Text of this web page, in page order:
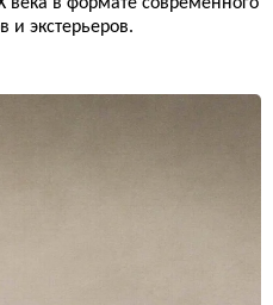
века в формате современного
и экстерьеров.